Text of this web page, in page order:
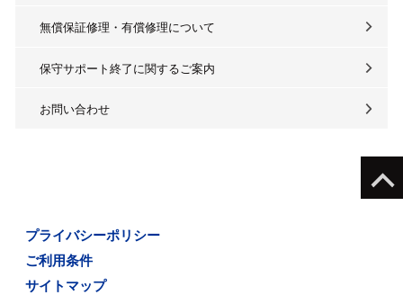
無償保証修理・有償修理について
保守サポート終了に関するご案内
お問い合わせ
プライバシーポリシー
ご利用条件
サイトマップ